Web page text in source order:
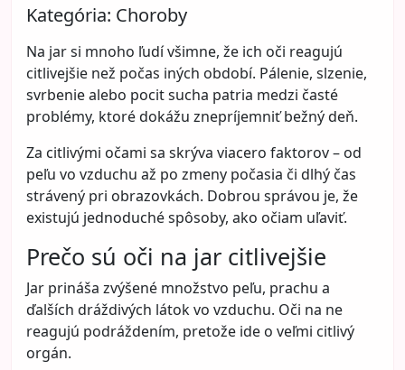
Kategória: Choroby
Na jar si mnoho ľudí všimne, že ich oči reagujú
citlivejšie než počas iných období. Pálenie, slzenie,
svrbenie alebo pocit sucha patria medzi časté
problémy, ktoré dokážu znepríjemniť bežný deň.
Za citlivými očami sa skrýva viacero faktorov – od
peľu vo vzduchu až po zmeny počasia či dlhý čas
strávený pri obrazovkách. Dobrou správou je, že
existujú jednoduché spôsoby, ako očiam uľaviť.
Prečo sú oči na jar citlivejšie
Jar prináša zvýšené množstvo peľu, prachu a
ďalších dráždivých látok vo vzduchu. Oči na ne
reagujú podráždením, pretože ide o veľmi citlivý
orgán.